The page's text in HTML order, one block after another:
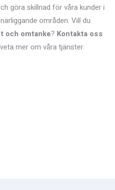
göra skillnad för våra kunder i
områden. Vill du
och omtanke? Kontakta oss
mer om våra tjänster.